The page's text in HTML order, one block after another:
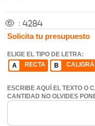
: 4284
Solicita tu presupuesto
ELIGE EL TIPO DE LETRA:
A
RECTA B
ESCRIBE AQUÍ EL TEXTO O
CANTIDAD NO OLVIDES